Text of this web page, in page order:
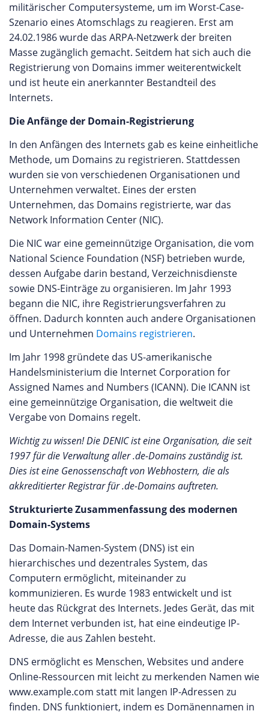
militärischer Computersysteme, um im Worst-Case-
Szenario eines Atomschlags zu reagieren. Erst am
24.02.1986 wurde das ARPA-Netzwerk der breiten
Masse zugänglich gemacht. Seitdem hat sich auch die
Registrierung von Domains immer weiterentwickelt
und ist heute ein anerkannter Bestandteil des
Internets.
Die Anfänge der Domain-Registrierung
In den Anfängen des Internets gab es keine einheitliche
Methode, um Domains zu registrieren. Stattdessen
wurden sie von verschiedenen Organisationen und
Unternehmen verwaltet. Eines der ersten
Unternehmen, das Domains registrierte, war das
Network Information Center (NIC).
Die NIC war eine gemeinnützige Organisation, die vom
National Science Foundation (NSF) betrieben wurde,
dessen Aufgabe darin bestand, Verzeichnisdienste
sowie DNS-Einträge zu organisieren. Im Jahr 1993
begann die NIC, ihre Registrierungsverfahren zu
öffnen. Dadurch konnten auch andere Organisationen
und Unternehmen Domains registrieren.
Im Jahr 1998 gründete das US-amerikanische
Handelsministerium die Internet Corporation for
Assigned Names and Numbers (ICANN). Die ICANN ist
eine gemeinnützige Organisation, die weltweit die
Vergabe von Domains regelt.
Wichtig zu wissen! Die DENIC ist eine Organisation, die seit
1997 für die Verwaltung aller .de-Domains zuständig ist.
Dies ist eine Genossenschaft von Webhostern, die als
akkreditierter Registrar für .de-Domains auftreten.
Strukturierte Zusammenfassung des modernen
Domain-Systems
Das Domain-Namen-System (DNS) ist ein
hierarchisches und dezentrales System, das
Computern ermöglicht, miteinander zu
kommunizieren. Es wurde 1983 entwickelt und ist
heute das Rückgrat des Internets. Jedes Gerät, das mit
dem Internet verbunden ist, hat eine eindeutige IP-
Adresse, die aus Zahlen besteht.
DNS ermöglicht es Menschen, Websites und andere
Online-Ressourcen mit leicht zu merkenden Namen wie
www.example.com statt mit langen IP-Adressen zu
finden. DNS funktioniert, indem es Domänennamen in